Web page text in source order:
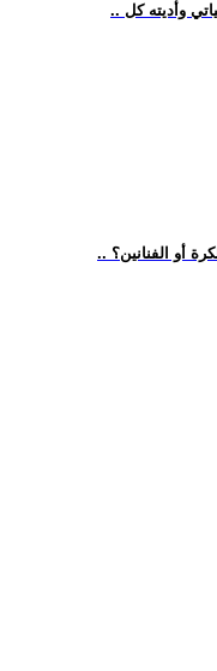
وأديته كل
أو الفنانين؟